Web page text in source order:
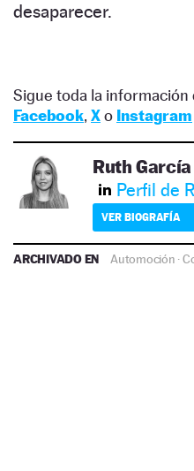
desaparecer.
Sigue toda la información
Facebook, Xo Instagram
Ruth García
Perfil de
VER BIOGRAFÍA
ARCHIVADO EN Automoción ·